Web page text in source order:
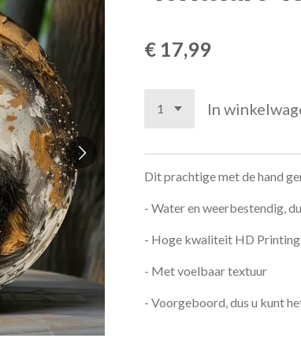
€ 17,99
In
Dit prachtige met de hand
- Water en weerbestendig,
- Hoge kwaliteit HD Printing
- Met voelbaar textuur
- Voorgeboord, dus u kunt